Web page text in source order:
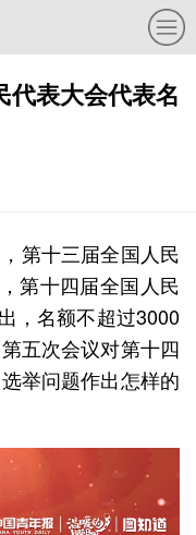
代表大会代表名
第十三届全国人民
第十四届全国人民
，名额不超过3000
五次会议对第十四
举问题作出怎样的